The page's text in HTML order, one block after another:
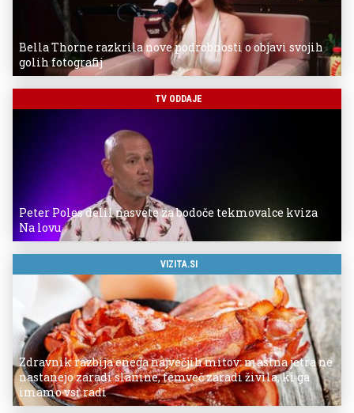
Bella Thorne razkrila nove podrobnosti o objavi svojih
golih fotografij
TV ODDAJE
Peter Poles delil nasvete za bodoče tekmovalce kviza
Na lovu
VIZITA.SI
Zdravnik razbija enega največjih mitov: mastna jetra ne
nastanejo zaradi slanine, temveč zaradi živila, ki ga
imamo vsi radi